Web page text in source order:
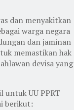
dan menyakitkan
warga negara
dan jaminan
memastikan hak
devisa yang
untuk UU PPRT
berikut: